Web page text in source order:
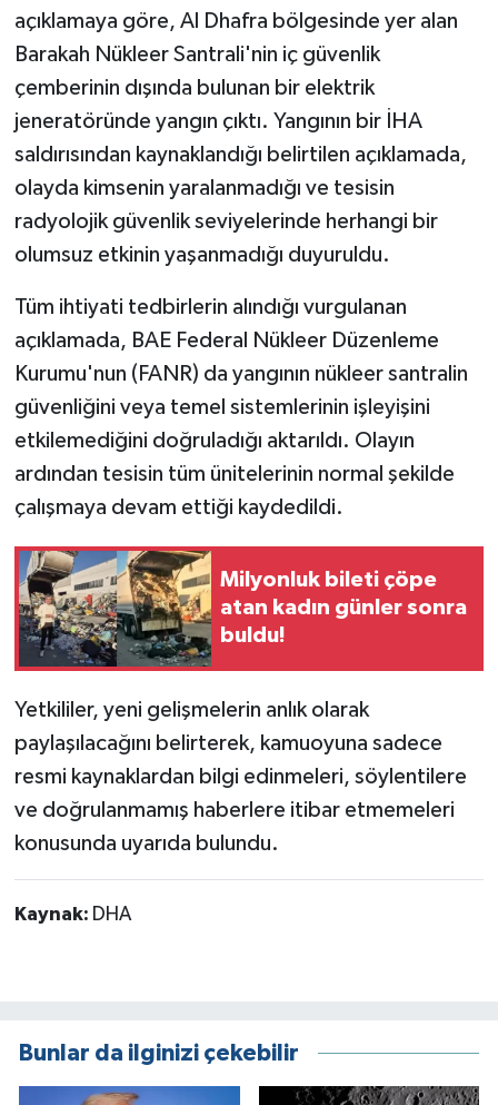
açıklamaya göre, Al Dhafra bölgesinde yer alan
Barakah Nükleer Santrali'nin iç güvenlik
çemberinin dışında bulunan bir elektrik
jeneratöründe yangın çıktı. Yangının bir İHA
saldırısından kaynaklandığı belirtilen açıklamada,
olayda kimsenin yaralanmadığı ve tesisin
radyolojik güvenlik seviyelerinde herhangi bir
olumsuz etkinin yaşanmadığı duyuruldu.
Tüm ihtiyati tedbirlerin alındığı vurgulanan
açıklamada, BAE Federal Nükleer Düzenleme
Kurumu'nun (FANR) da yangının nükleer santralin
güvenliğini veya temel sistemlerinin işleyişini
etkilemediğini doğruladığı aktarıldı. Olayın
ardından tesisin tüm ünitelerinin normal şekilde
çalışmaya devam ettiği kaydedildi.
Milyonluk bileti çöpe
atan kadın günler sonra
buldu!
Yetkililer, yeni gelişmelerin anlık olarak
paylaşılacağını belirterek, kamuoyuna sadece
resmi kaynaklardan bilgi edinmeleri, söylentilere
ve doğrulanmamış haberlere itibar etmemeleri
konusunda uyarıda bulundu.
Kaynak: DHA
Bunlar da ilginizi çekebilir
2024 Seçim Sonuçları